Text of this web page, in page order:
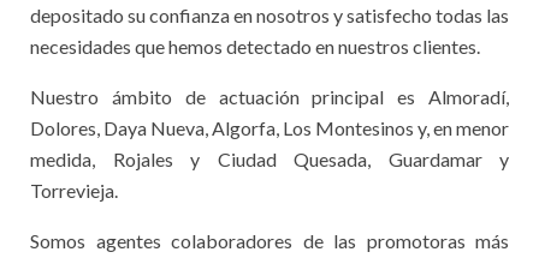
depositado su confianza en nosotros y satisfecho todas las
necesidades que hemos detectado en nuestros clientes.
Nuestro ámbito de actuación principal es Almoradí,
Dolores, Daya Nueva, Algorfa, Los Montesinos y, en menor
medida, Rojales y Ciudad Quesada, Guardamar y
Torrevieja.
Somos agentes colaboradores de las promotoras más